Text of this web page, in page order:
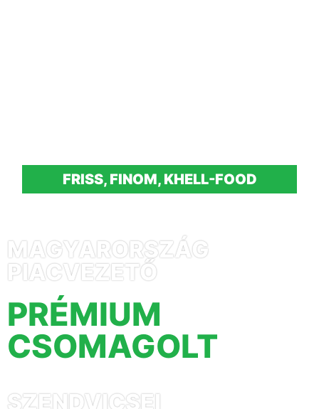
FRISS, FINOM, KHELL-FOOD
MAGYARORSZÁG
PIACVEZETŐ
PRÉMIUM
CSOMAGOLT
SZENDVICSEI